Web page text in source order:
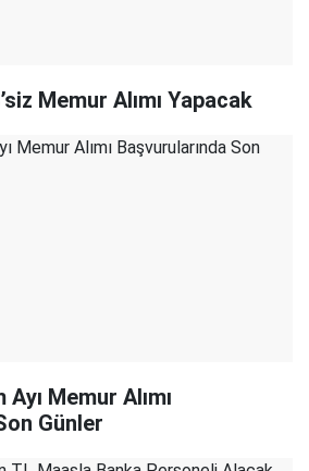
Memur Alımı Yapacak
Ayı Memur Alımı
Günler